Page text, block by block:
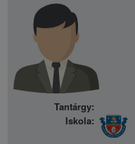
Tantárgy:
Iskola: